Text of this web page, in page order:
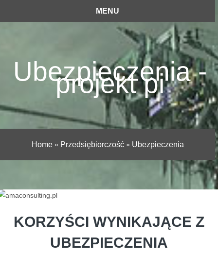
MENU
Ubezpieczenia -
projekt pi
Home» Przedsiębiorczość» Ubezpieczenia
KORZYŚCI WYNIKAJĄCE Z
UBEZPIECZENIA